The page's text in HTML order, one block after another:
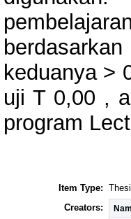
keduanya >
uji T 0,00 ,
program
Item Type:
Creators: